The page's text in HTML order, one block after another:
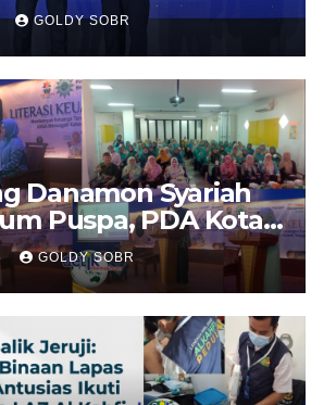
Jasa Raharja Raih
di Ajang
Indonesia
GOLDY SOBR
Danamon Syariah
Puspa, PDA Kota
Perempuan
Ekonomi
yang Tangguh
GOLDY SOBR